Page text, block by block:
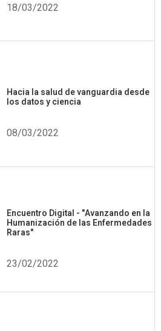
18/03/2022
Hacia la salud de vanguardia desde
los datos y ciencia
08/03/2022
Encuentro Digital - "Avanzando en la
Humanización de las Enfermedades
Raras"
23/02/2022